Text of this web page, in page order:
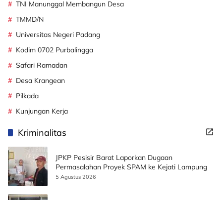
TNI Manunggal Membangun Desa
TMMD/N
Universitas Negeri Padang
Kodim 0702 Purbalingga
Safari Ramadan
Desa Krangean
Pilkada
Kunjungan Kerja
Kriminalitas
JPKP Pesisir Barat Laporkan Dugaan
Permasalahan Proyek SPAM ke Kejati Lampung
5 Agustus 2026